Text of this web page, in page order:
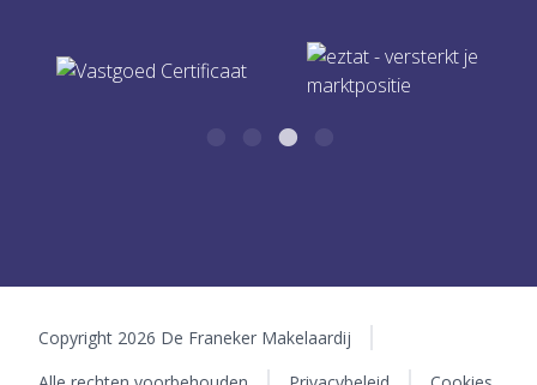
Copyright 2026 De Franeker Makelaardij